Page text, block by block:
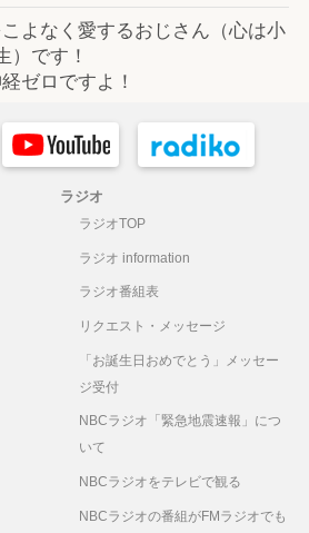
よなく愛するおじさん（心は小
）です！
ゼロですよ！
ラジオ
ラジオTOP
ラジオ information
ラジオ番組表
リクエスト・メッセージ
「お誕生日おめでとう」メッセー
ジ受付
NBCラジオ「緊急地震速報」につ
いて
NBCラジオをテレビで観る
NBCラジオの番組がFMラジオでも